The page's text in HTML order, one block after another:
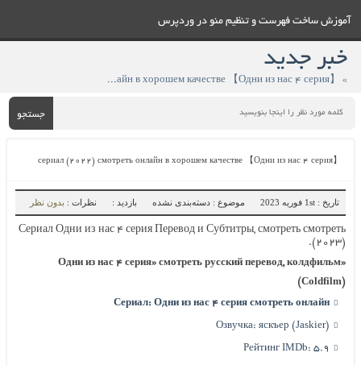
آموزش ساخت فهرست و تنظيم منو در وردپرس
خبر جدید
» 【Одни из нас ۴ серия】 сериал (۲۰۲۲) смотреть онлайн в хорошем качестве
جستجو
【Одни из нас ۴ серия】 сериал (۲۰۲۲) смотреть онлайн в хорошем качестве
تاریخ : 1st فوریه 2023 موضوع : دسته‌بندی نشده بازدید : نظرات : بدون نظر
Сериал Одни из нас ۴ серия Перевод и Субтитры, смотреть смотреть
(۲۰۲۳).
«Одни из нас ۴ серия» смотреть русский перевод, колдфильм
(Coldfilm)
Сериал: Одни из нас ۴ серия смотреть онлайн
Озвучка: яскъер (Jaskier)
Рейтинг IMDb: 5.9